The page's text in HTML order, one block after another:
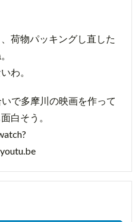
荷物パッキングし直した
わ。
で多摩川の映画を作って
白そう。